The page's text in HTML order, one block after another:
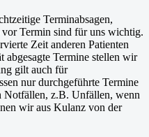
Terminabsagen,
Termin sind für uns wichtig.
Zeit anderen Patienten
abgesagte Termine stellen wir
gilt auch für
nur durchgeführte Termine
Notfällen, z.B. Unfällen, wenn
wir aus Kulanz von der